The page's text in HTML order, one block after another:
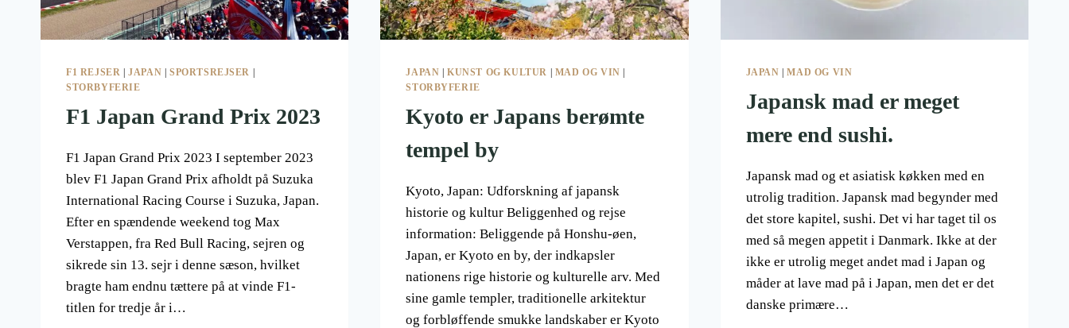
F1 REJSER |JAPAN | SPORTSREJSER |
STORBYFERIE
F1 Japan Grand Prix 2023
F1 Japan Grand Prix 2023 I september 2023
blev F1 Japan Grand Prix afholdt på Suzuka
International Racing Course i Suzuka, Japan.
Efter en spændende weekend tog Max
Verstappen, fra Red Bull Racing, sejren og
sikrede sin 13. sejr i denne sæson, hvilket
bragte ham endnu tættere på at vinde F1-
titlen for tredje år i…
JAPAN |KUNST OG KULTUR | MAD OG VIN |
STORBYFERIE
Kyoto er Japans berømte
tempel by
Kyoto, Japan: Udforskning af japansk
historie og kultur Beliggenhed og rejse
information: Beliggende på Honshu-øen,
Japan, er Kyoto en by, der indkapsler
nationens rige historie og kulturelle arv. Med
sine gamle templer, traditionelle arkitektur
og forbløffende smukke landskaber er Kyoto
JAPAN |MAD OG VIN
Japansk mad er meget
mere end sushi.
Japansk mad og et asiatisk køkken med en
utrolig tradition. Japansk mad begynder med
det store kapitel, sushi. Det vi har taget til os
med så megen appetit i Danmark. Ikke at der
ikke er utrolig meget andet mad i Japan og
måder at lave mad på i Japan, men det er det
danske primære…